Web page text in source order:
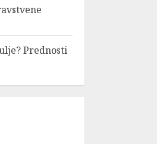
2024
Prednosti